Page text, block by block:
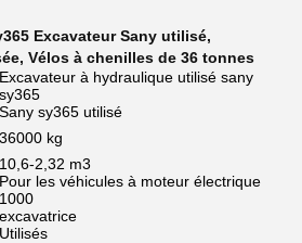
Excavateur Sany utilisé,
, Vélos à chenilles de 36 tonnes
Excavateur à hydraulique utilisé sany
sy365
Sany sy365 utilisé
36000 kg
10,6-2,32 m3
Pour les véhicules à moteur électrique
1000
excavatrice
Utilisés